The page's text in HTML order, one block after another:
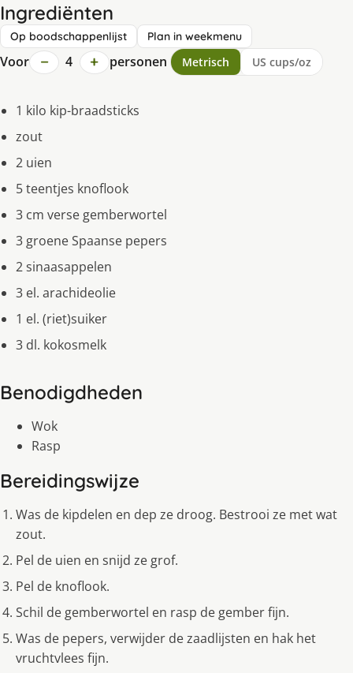
Ingrediënten
Op boodschappenlijst Plan in weekmenu
Voor − 4 + personen Metrisch US cups/oz
1 kilo kip-braadsticks
zout
2 uien
5 teentjes knoflook
3 cm verse gemberwortel
3 groene Spaanse pepers
2 sinaasappelen
3 el. arachideolie
1 el. (riet)suiker
3 dl. kokosmelk
Benodigdheden
Wok
Rasp
Bereidingswijze
Was de kipdelen en dep ze droog. Bestrooi ze met wat
zout.
Pel de uien en snijd ze grof.
Pel de knoflook.
Schil de gemberwortel en rasp de gember fijn.
Was de pepers, verwijder de zaadlijsten en hak het
vruchtvlees fijn.